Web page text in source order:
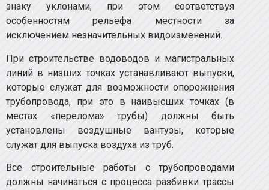
знаку уклонами, при этом соответствуя
особенностям рельефа местности за
исключением незначительных видоизменений.
При строительстве водоводов и магистральных
линий в низших точках устанавливают выпуски,
которые служат для возможности опорожнения
трубопровода, при это в наивысших точках (в
местах «перелома» трубы) должны быть
установлены воздушные вантузы, которые
служат для выпуска воздуха из труб.
Все строительные работы с трубопроводами
должны начинаться с процесса разбивки трассы